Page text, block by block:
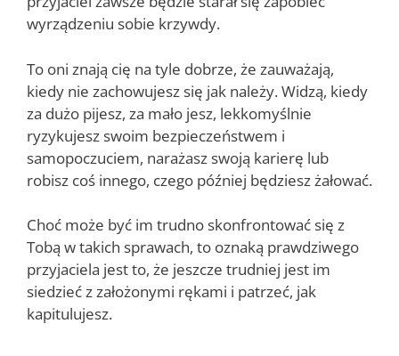
wyrządzeniu sobie krzywdy.
To oni znają cię na tyle dobrze, że zauważają,
kiedy nie zachowujesz się jak należy. Widzą, kiedy
za dużo pijesz, za mało jesz, lekkomyślnie
ryzykujesz swoim bezpieczeństwem i
samopoczuciem, narażasz swoją karierę lub
robisz coś innego, czego później będziesz żałować.
Choć może być im trudno skonfrontować się z
Tobą w takich sprawach, to oznaką prawdziwego
przyjaciela jest to, że jeszcze trudniej jest im
siedzieć z założonymi rękami i patrzeć, jak
kapitulujesz.